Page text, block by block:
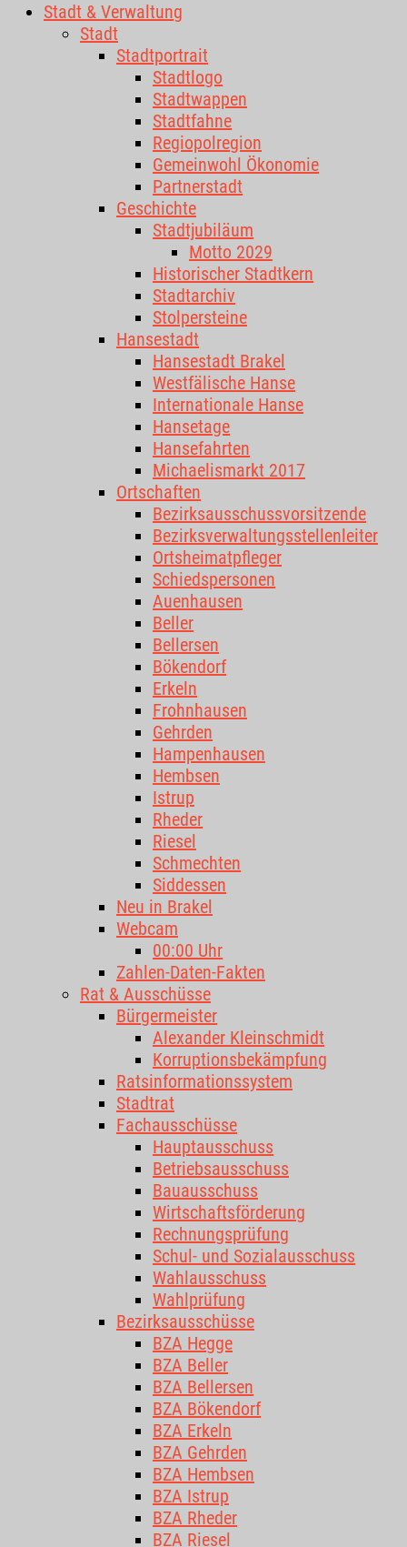
Stadt & Verwaltung
Stadt
Stadtportrait
Stadtlogo
Stadtwappen
Stadtfahne
Regiopolregion
Gemeinwohl Ökonomie
Partnerstadt
Geschichte
Stadtjubiläum
Motto 2029
Historischer Stadtkern
Stadtarchiv
Stolpersteine
Hansestadt
Hansestadt Brakel
Westfälische Hanse
Internationale Hanse
Hansetage
Hansefahrten
Michaelismarkt 2017
Ortschaften
Bezirksausschussvorsitzende
Bezirksverwaltungsstellenleiter
Ortsheimatpfleger
Schiedspersonen
Auenhausen
Beller
Bellersen
Bökendorf
Erkeln
Frohnhausen
Gehrden
Hampenhausen
Hembsen
Istrup
Rheder
Riesel
Schmechten
Siddessen
Neu in Brakel
Webcam
00:00 Uhr
Zahlen-Daten-Fakten
Rat & Ausschüsse
Bürgermeister
Alexander Kleinschmidt
Korruptionsbekämpfung
Ratsinformationssystem
Stadtrat
Fachausschüsse
Hauptausschuss
Betriebsausschuss
Bauausschuss
Wirtschaftsförderung
Rechnungsprüfung
Schul- und Sozialausschuss
Wahlausschuss
Wahlprüfung
Bezirksausschüsse
BZA Hegge
BZA Beller
BZA Bellersen
BZA Bökendorf
BZA Erkeln
BZA Gehrden
BZA Hembsen
BZA Istrup
BZA Rheder
BZA Riesel